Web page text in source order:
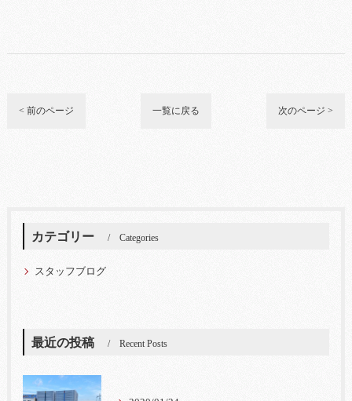
< 前のページ 一覧に戻る 次のページ >
カテゴリー Categories
スタッフブログ
最近の投稿 Recent Posts